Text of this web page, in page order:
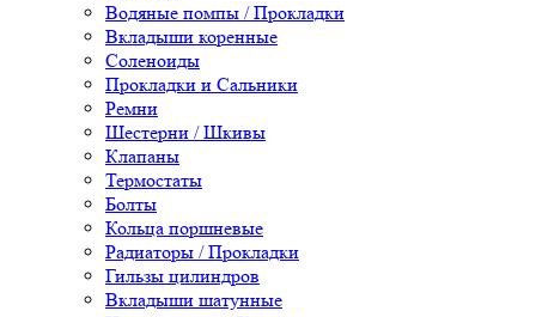
Водяные помпы / Прокладки
Вкладыши коренные
Соленоиды
Прокладки и Сальники
Ремни
Шестерни / Шкивы
Клапаны
Термостаты
Болты
Кольца поршневые
Радиаторы / Прокладки
Гильзы цилиндров
Вкладыши шатунные